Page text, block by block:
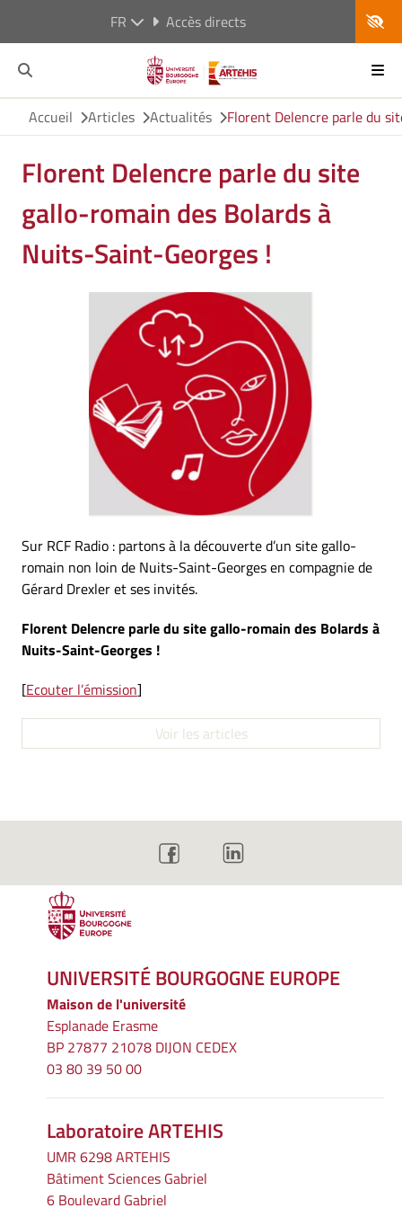
FR Accès directs
Accueil Articles Actualités Florent Delencre parle du
Florent Delencre parle du site
gallo-romain des Bolards à
Nuits-Saint-Georges !
Sur RCF Radio : partons à la découverte d’un site gallo-
romain non loin de Nuits-Saint-Georges en compagnie de
Gérard Drexler et ses invités.
Florent Delencre parle du site gallo-romain des Bolards à
Nuits-Saint-Georges !
[Ecouter l’émission]
Voir les articles
UNIVERSITÉ BOURGOGNE EUROPE
Maison de l'université
Esplanade Erasme
BP 27877 21078 DIJON CEDEX
03 80 39 50 00
Laboratoire ARTEHIS
UMR 6298 ARTEHIS
Bâtiment Sciences Gabriel
6 Boulevard Gabriel